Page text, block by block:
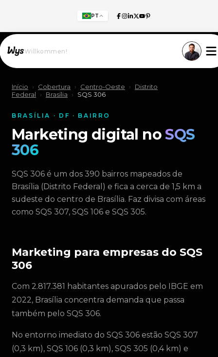
PT
Willkommen!
Início › Cobertura › Centro-Oeste ›
Distrito
Federal
› Brasília › SQS 306
BRASÍLIA · DF · BAIRRO
Marketing digital noSQS
306
SQS 306 é um dos 390 bairros mapeados de
Brasília (Distrito Federal) e fica a cerca de 1,5 km a
sudeste do centro de Brasília. Faz divisa com áreas
como SQS 307, SQS 106 e SQS 305.
Marketing para empresas do SQS
306
Com 2.817.381 habitantes apurados pelo IBGE em
2022, Brasília concentra demanda que passa
também pelo SQS 306.
No entorno imediato do SQS 306 estão SQS 307
(0,3 km), SQS 106 (0,3 km), SQS 305 (0,4 km) e